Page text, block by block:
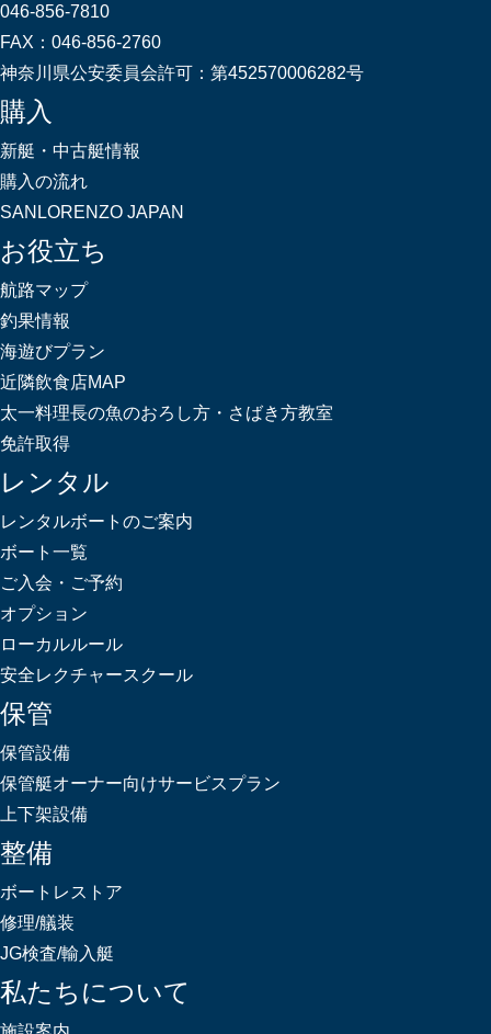
046-856-7810
FAX： 046-856-2760
神奈川県公安委員会許可： 第452570006282号
購入
新艇・中古艇情報
購入の流れ
SANLORENZO JAPAN
お役立ち
航路マップ
釣果情報
海遊びプラン
近隣飲食店MAP
太一料理長の魚のおろし方・さばき方教室
免許取得
レンタル
レンタルボートのご案内
ボート一覧
ご入会・ご予約
オプション
ローカルルール
安全レクチャースクール
保管
保管設備
保管艇オーナー向けサービスプラン
上下架設備
整備
ボートレストア
修理/艤装
JG検査/輸入艇
私たちについて